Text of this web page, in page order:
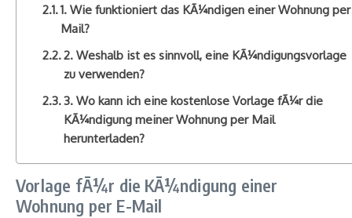
1. Wie funktioniert das KÃ¼ndigen einer Wohnung per
Mail?
2. Weshalb ist es sinnvoll, eine KÃ¼ndigungsvorlage
zu verwenden?
3. Wo kann ich eine kostenlose Vorlage fÃ¼r die
KÃ¼ndigung meiner Wohnung per Mail
herunterladen?
Vorlage fÃ¼r die KÃ¼ndigung einer
Wohnung per E-Mail